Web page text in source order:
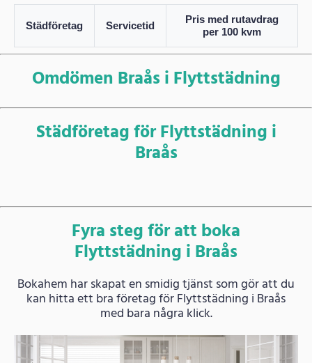
Städföretag Servicetid
Pris med rutavdrag
per 100 kvm
Omdömen Braås i Flyttstädning
Städföretag för Flyttstädning i
Braås
Fyra steg för att boka
Flyttstädning i Braås
Bokahem har skapat en smidig tjänst som gör att du
kan hitta ett bra företag för Flyttstädning i Braås
med bara några klick.